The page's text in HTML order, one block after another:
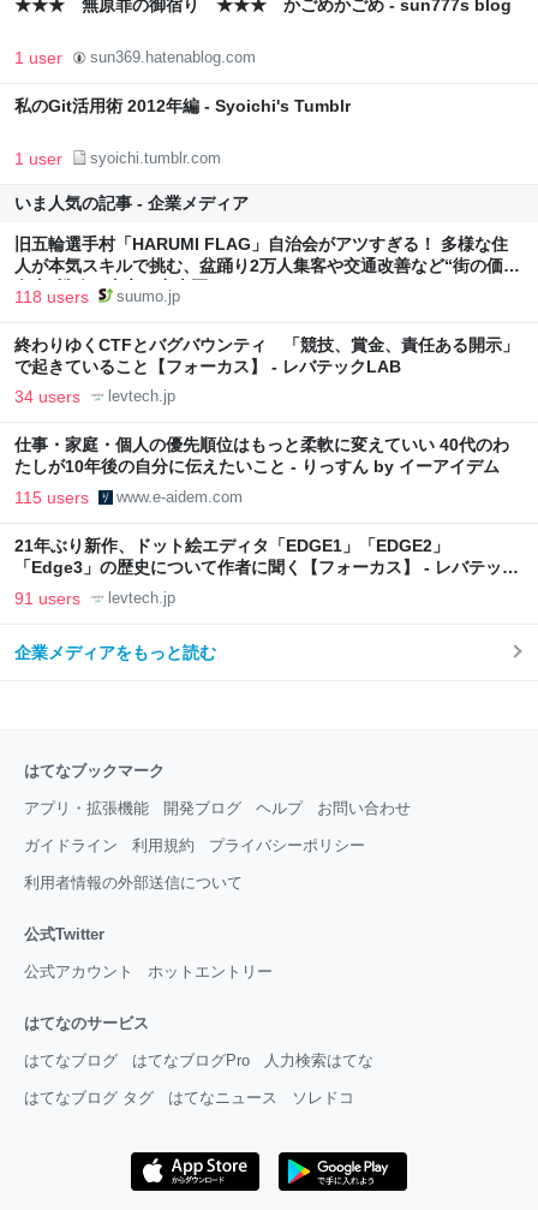
★★★ 無原罪の御宿り ★★★ かごめかごめ - sun777s blog
1 user sun369.hatenablog.com
私のGit活用術 2012年編 - Syoichi's Tumblr
1 user syoichi.tumblr.com
いま人気の記事 - 企業メディア
旧五輪選手村「HARUMI FLAG」自治会がアツすぎる！ 多様な住
人が本気スキルで挑む、盆踊り2万人集客や交通改善など“街の価値
向上”戦略 東京・中央区
118 users suumo.jp
終わりゆくCTFとバグバウンティ 「競技、賞金、責任ある開示」
で起きていること【フォーカス】 - レバテックLAB
34 users levtech.jp
仕事・家庭・個人の優先順位はもっと柔軟に変えていい 40代のわ
たしが10年後の自分に伝えたいこと - りっすん by イーアイデム
115 users www.e-aidem.com
21年ぶり新作、ドット絵エディタ「EDGE1」「EDGE2」
「Edge3」の歴史について作者に聞く【フォーカス】 - レバテック
LAB
91 users levtech.jp
企業メディアをもっと読む
はてなブックマーク
アプリ・拡張機能 開発ブログ ヘルプ お問い合わせ
ガイドライン 利用規約 プライバシーポリシー
利用者情報の外部送信について
公式Twitter
公式アカウント ホットエントリー
はてなのサービス
はてなブログ はてなブログPro 人力検索はてな
はてなブログ タグ はてなニュース ソレドコ